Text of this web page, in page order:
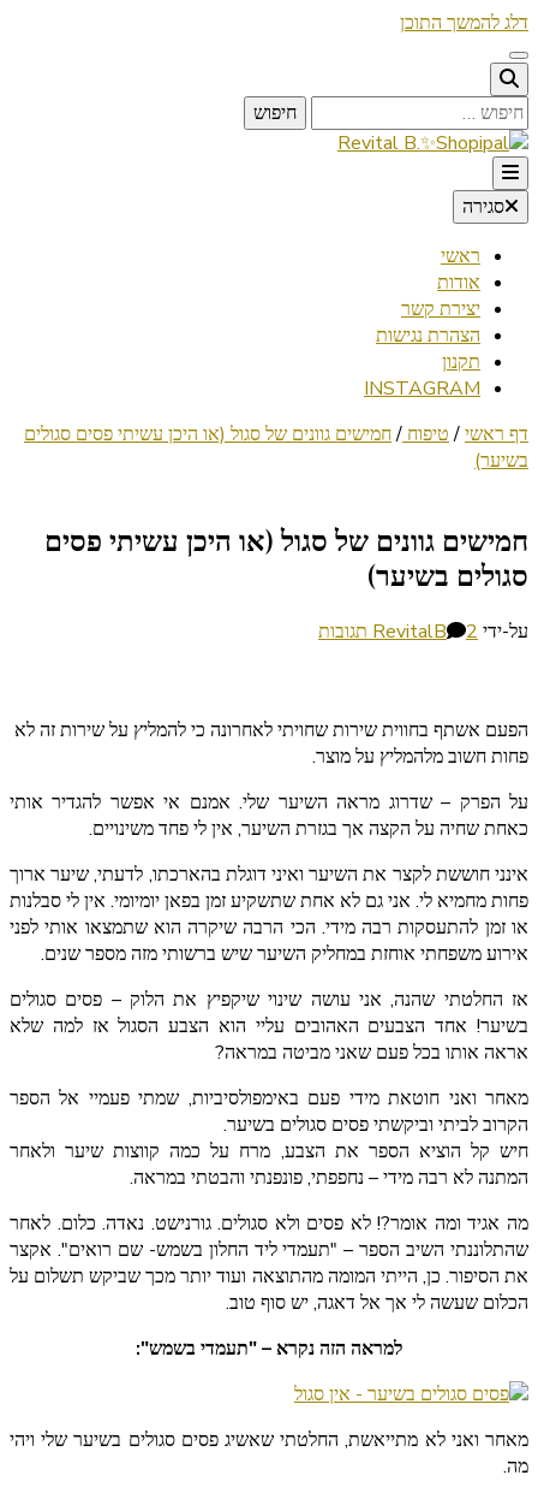
דלג להמשך התוכן
חיפוש:
Revital B.✨Shopipal
Lifestyle ✦ Beauty ✦ Vegan ✦ Travel
סגירה
ראשי
אודות
יצירת קשר
הצהרת נגישות
תקנון
INSTAGRAM
דף ראשי/ טיפוח /חמישים גוונים של סגול (או היכן עשיתי פסים סגולים
בשיער)
חמישים גוונים של סגול (או היכן עשיתי פסים
סגולים בשיער)
על-ידי RevitalB 2 תגובות
על
סגול
(או
עשיתי
פסים
סגולים
בשיער)
הפעם אשתף בחווית שירות שחויתי לאחרונה כי להמליץ על שירות זה לא
פחות חשוב מלהמליץ על מוצר.
על הפרק – שדרוג מראה השיער שלי. אמנם אי אפשר להגדיר אותי
כאחת שחיה על הקצה אך בגזרת השיער, אין לי פחד משינויים.
אינני חוששת לקצר את השיער ואיני דוגלת בהארכתו, לדעתי, שיער ארוך
פחות מחמיא לי. אני גם לא אחת שתשקיע זמן בפאן יומיומי. אין לי סבלנות
או זמן להתעסקות רבה מידי. הכי הרבה שיקרה הוא שתמצאו אותי לפני
אירוע משפחתי אוחזת במחליק השיער שיש ברשותי מזה מספר שנים.
אז החלטתי שהנה, אני עושה שינוי שיקפיץ את הלוק – פסים סגולים
בשיער! אחד הצבעים האהובים עליי הוא הצבע הסגול אז למה שלא
אראה אותו בכל פעם שאני מביטה במראה?
מאחר ואני חוטאת מידי פעם באימפולסיביות, שמתי פעמיי אל הספר
הקרוב לביתי וביקשתי פסים סגולים בשיער.
חיש קל הוציא הספר את הצבע, מרח על כמה קווצות שיער ולאחר
המתנה לא רבה מידי – נחפפתי, פונפנתי והבטתי במראה.
מה אגיד ומה אומר?! לא פסים ולא סגולים. גורנישט. נאדה. כלום. לאחר
שהתלוננתי השיב הספר – "תעמדי ליד החלון בשמש- שם רואים". אקצר
את הסיפור. כן, הייתי המומה מהתוצאה ועוד יותר מכך שביקש תשלום על
הכלום שעשה לי אך אל דאגה, יש סוף טוב.
למראה הזה נקרא – "תעמדי בשמש":
מאחר ואני לא מתייאשת, החלטתי שאשיג פסים סגולים בשיער שלי ויהי
מה.